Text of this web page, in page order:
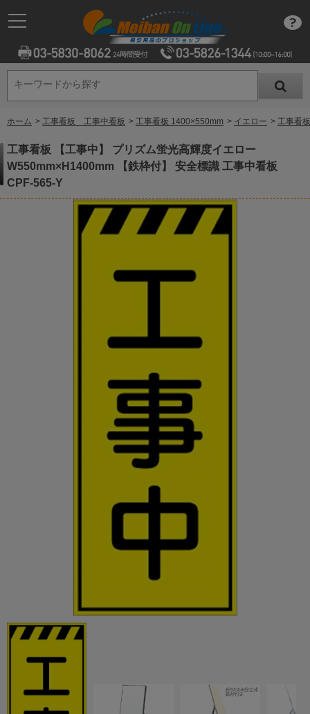
キーワードから探す
キーワードから探す
ホーム > 工事看板 工事中看板 > 工事看板 1400×550mm > イエロー > 工事看
工事看板 【工事中】 プリズム蛍光高輝度イエロー
W550mm×H1400mm 【鉄枠付】 安全標識 工事中看板
CPF-565-Y